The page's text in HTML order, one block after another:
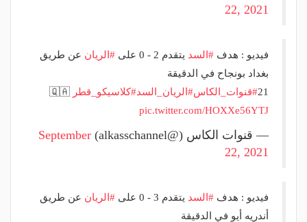
22, 2021
فيديو : هدف #السد يتقدم 2 - 0 على #الريان عن طريق
بغداد بونجاح في الدقيقة
21#قنوات_الكاس#الريان_السد#كلاسيكو_قطر
pic.twitter.com/HOXXe56YTJ
— قنوات الكاس (@alkasschannel)
September
22, 2021
فيديو : هدف #السد يتقدم 3 - 0 على #الريان عن طريق
أندريه أيو في الدقيقة